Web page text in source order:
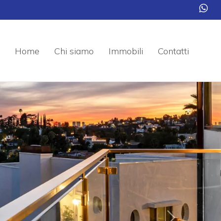
Home Chi siamo Immobili Contatti